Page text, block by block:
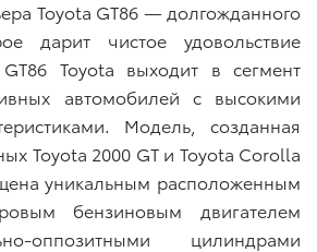
Toyota GT86 — долгожданного
дарит чистое удовольствие
Toyota выходит в сегмент
автомобилей с высокими
Модель, созданная
Toyota 2000 GT и Toyota Corolla
уникальным расположенным
бензиновым двигателем
оппозитными цилиндрами